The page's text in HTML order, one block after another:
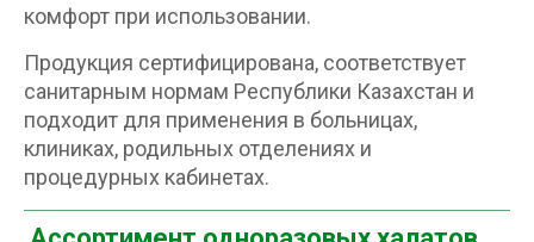
комфорт при использовании.
Продукция сертифицирована, соответствует
санитарным нормам Республики Казахстан и
подходит для применения в больницах,
клиниках, родильных отделениях и
процедурных кабинетах.